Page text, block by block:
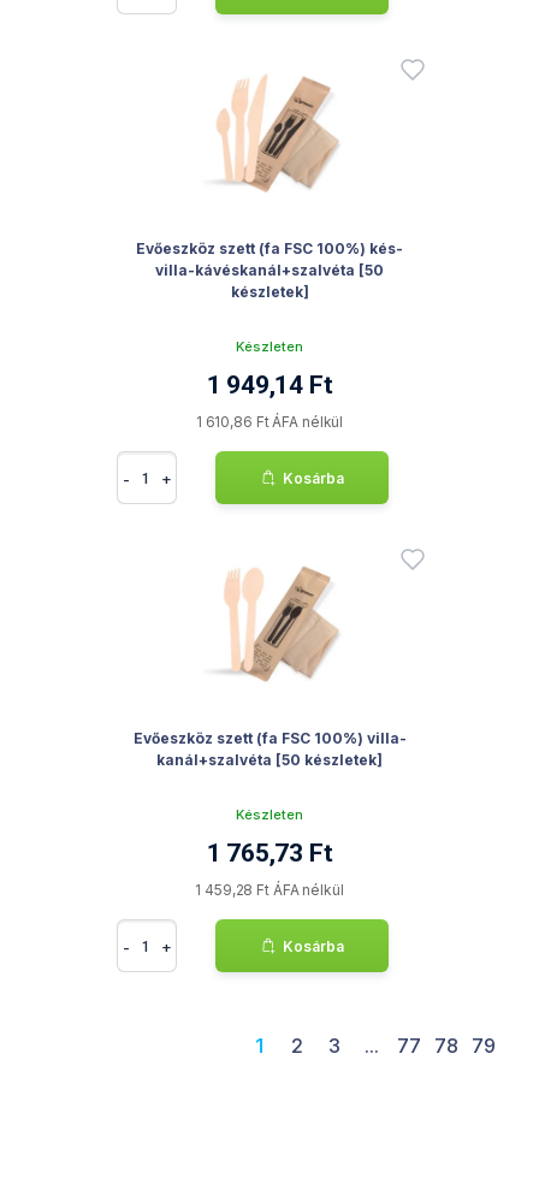
Evőeszköz szett (fa FSC 100%) kés-
villa-kávéskanál+szalvéta [50
készletek]
Készleten
1 949,14 Ft
1 610,86 Ft ÁFA nélkül
- + Kosárba
Evőeszköz szett (fa FSC 100%) villa-
kanál+szalvéta [50 készletek]
Készleten
1 765,73 Ft
1 459,28 Ft ÁFA nélkül
- + Kosárba
1 2 3 ... 77 78 79